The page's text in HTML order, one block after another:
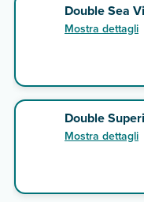
Double Sea
Mostra dettagli
Double
Mostra dettagli